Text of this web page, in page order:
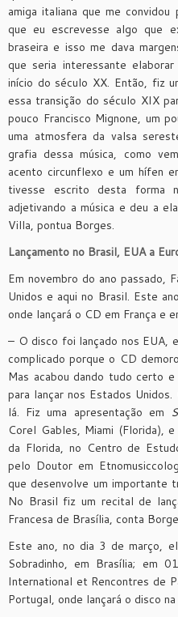
amiga italiana que me
que eu escrevesse algo que
braseira e isso me dava
que seria interessante
início do século XX. Então, fiz
essa transição do século XIX
pouco Francisco Mignone, um
uma atmosfera da valsa
grafia dessa música, como
acento circunflexo e um hífen
tivesse escrito desta forma
adjetivando a música e deu a
Villa, pontua Borges.
Lançamento no Brasil, EUA a
Em novembro do ano passado,
Unidos e aqui no Brasil. Este
onde lançará o CD em França e
– O disco foi lançado nos EUA,
complicado porque o CD
Mas acabou dando tudo certo
para lançar nos Estados
lá. Fiz uma apresentação em
Corel Gables, Miami (Florida),
da Florida, no Centro de
pelo Doutor em
que desenvolve um importante
No Brasil fiz um recital de
Francesa de Brasília, conta
Este ano, no dia 3 de março,
Sobradinho, em Brasília; em
International et Rencontres de
Portugal, onde lançará o disco